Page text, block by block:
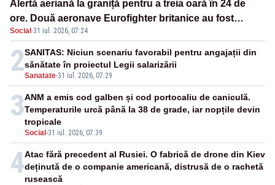
Alertă aeriană la graniță pentru a treia oară în 24 de
ore. Două aeronave Eurofighter britanice au fost
ridicate de la sol
Social ·31 iul. 2026, 07:24
2Sanatate-31 iul. 2026, 07:29
SANITAS: Niciun scenariu favorabil pentru angajații din
sănătate în proiectul Legii salarizării
3
Social -31 iul. 2026, 07:39
ANM a emis cod galben și cod portocaliu de caniculă.
Temperaturile urcă până la 38 de grade, iar nopțile devin
tropicale
4Atac fără precedent al Rusiei. O fabrică de drone din Kiev
deținută de o companie americană, distrusă de o rachetă
rusească